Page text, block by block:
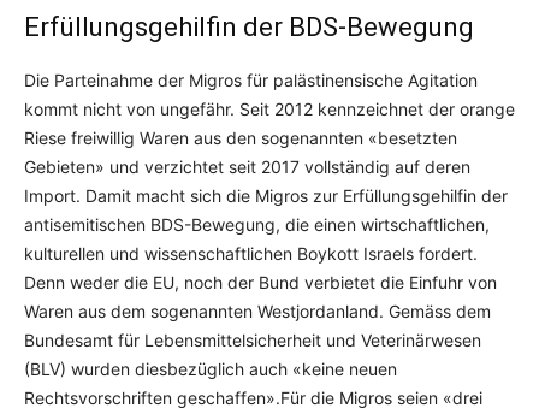
Erfüllungsgehilfin der BDS-Bewegung
Die Parteinahme der Migros für palästinensische Agitation
kommt nicht von ungefähr. Seit 2012 kennzeichnet der orange
Riese freiwillig Waren aus den sogenannten «besetzten
Gebieten» und verzichtet seit 2017 vollständig auf deren
Import. Damit macht sich die Migros zur Erfüllungsgehilfin der
antisemitischen BDS-Bewegung, die einen wirtschaftlichen,
kulturellen und wissenschaftlichen Boykott Israels fordert.
Denn weder die EU, noch der Bund verbietet die Einfuhr von
Waren aus dem sogenannten Westjordanland. Gemäss dem
Bundesamt für Lebensmittelsicherheit und Veterinärwesen
(BLV) wurden diesbezüglich auch «keine neuen
Rechtsvorschriften geschaffen».Für die Migros seien «drei